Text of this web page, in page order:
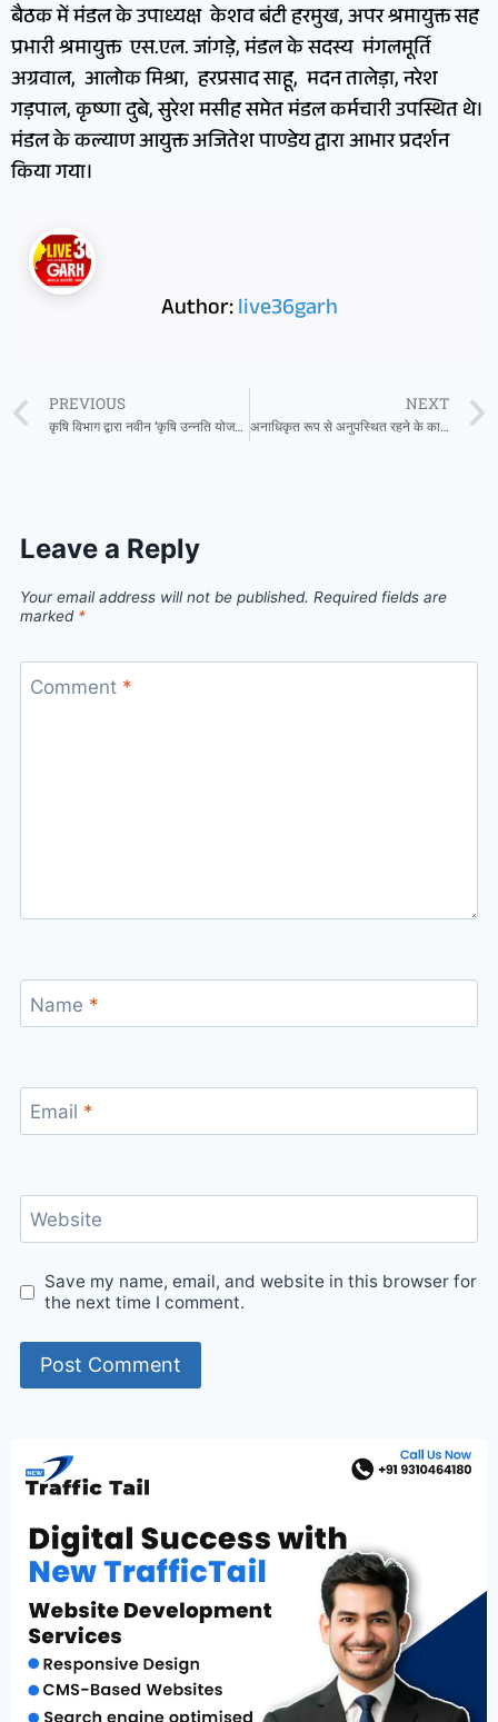
बैठक में मंडल के उपाध्यक्ष केशव बंटी हरमुख, अपर श्रमायुक्त सह
प्रभारी श्रमायुक्त एस.एल. जांगड़े, मंडल के सदस्य मंगलमूर्ति
अग्रवाल, आलोक मिश्रा, हरप्रसाद साहू, मदन तालेड़ा, नरेश
गड़पाल, कृष्णा दुबे, सुरेश मसीह समेत मंडल कर्मचारी उपस्थित थे।
मंडल के कल्याण आयुक्त अजितेश पाण्डेय द्वारा आभार प्रदर्शन
किया गया।
Author:live36garh
PREVIOUS
कृषि विभाग द्वारा नवीन ‘कृषि उन्नति योजना‘ के क्रियान्वयन हेतु दिशा-निर्देश जारी
NEXT
अनाधिकृत रूप से अनुपस्थित रहने के कारण सहायक शिक्षक (एलबी) मुकेश कुमार मण्डावी की सेवा समाप्त
Leave a Reply
Your email address will not be published. Required fields are
marked *
Comment *
Name *
Email *
Website
Save my name, email, and website in this browser for
the next time I comment.